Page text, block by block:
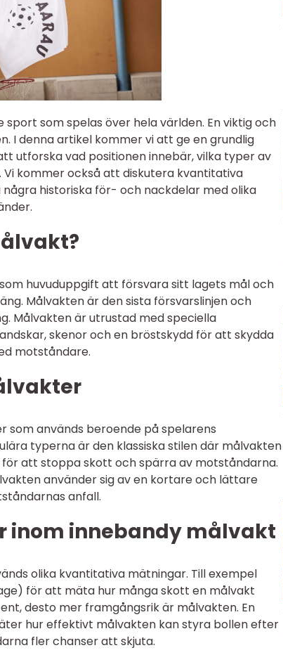
som spelas över hela världen. En viktig och
I denna artikel kommer vi att ge en grundlig
utforska vad positionen innebär, vilka typer av
Vi kommer också att diskutera kvantitativa
historiska för- och nackdelar med olika
huvuduppgift att försvara sitt lagets mål och
Målvakten är den sista försvarslinjen och
Målvakten är utrustad med speciella
skenor och en bröstskydd för att skydda
motståndare.
som används beroende på spelarens
typerna är den klassiska stilen där målvakten
att stoppa skott och spärra av motståndarna.
använder sig av en kortare och lättare
anfall.
innebandy målvakt
olika kvantitativa mätningar. Till exempel
för att mäta hur många skott en målvakt
desto mer framgångsrik är målvakten. En
hur effektivt målvakten kan styra bollen efter
fler chanser att skjuta.